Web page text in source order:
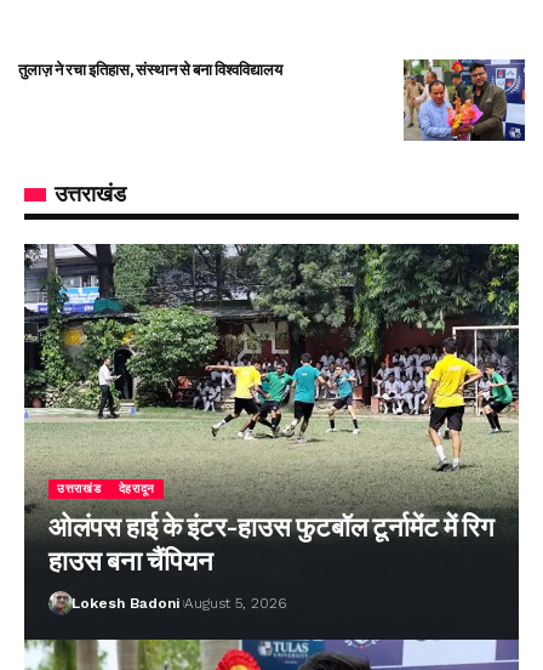
तुलाज़ ने रचा इतिहास, संस्थान से बना विश्वविद्यालय
उत्तराखंड
उत्तराखंड देहरादून
ओलंपस हाई के इंटर-हाउस फुटबॉल टूर्नामेंट में रिग
हाउस बना चैंपियन
Lokesh Badoni August 5, 2026